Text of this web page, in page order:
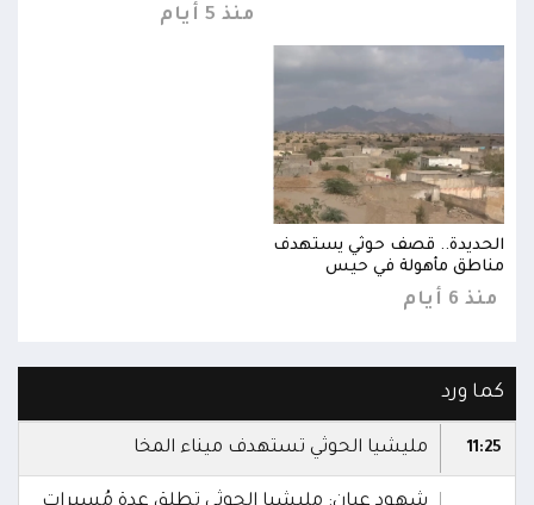
منذ 5 أيام
الحديدة.. قصف حوثي يستهدف
مناطق مأهولة في حيس
منذ 6 أيام
كما ورد
11:25 مليشيا الحوثي تستهدف ميناء المخا